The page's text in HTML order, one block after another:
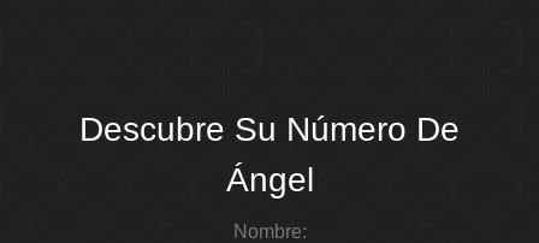
Descubre Su Número De
Ángel
Nombre: